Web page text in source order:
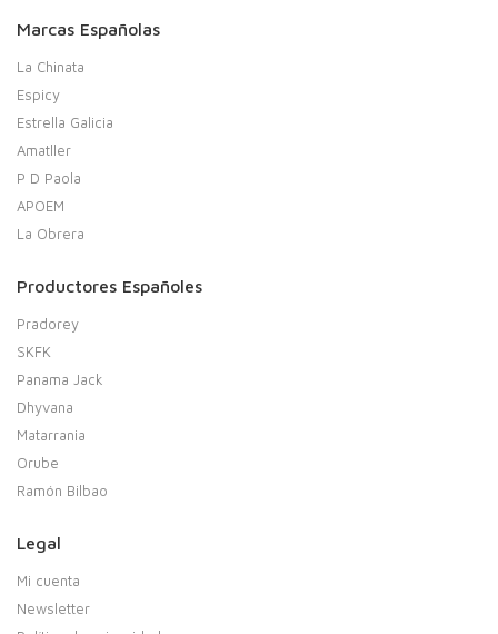
Marcas Españolas
La Chinata
Espicy
Estrella Galicia
Amatller
P D Paola
APOEM
La Obrera
Productores Españoles
Pradorey
SKFK
Panama Jack
Dhyvana
Matarrania
Orube
Ramón Bilbao
Legal
Mi cuenta
Newsletter